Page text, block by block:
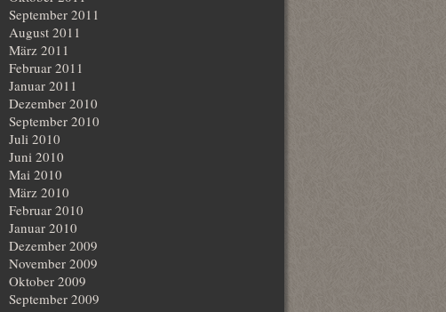
September 2011
August 2011
März 2011
Februar 2011
Januar 2011
Dezember 2010
September 2010
Juli 2010
Juni 2010
Mai 2010
März 2010
Februar 2010
Januar 2010
Dezember 2009
November 2009
Oktober 2009
September 2009